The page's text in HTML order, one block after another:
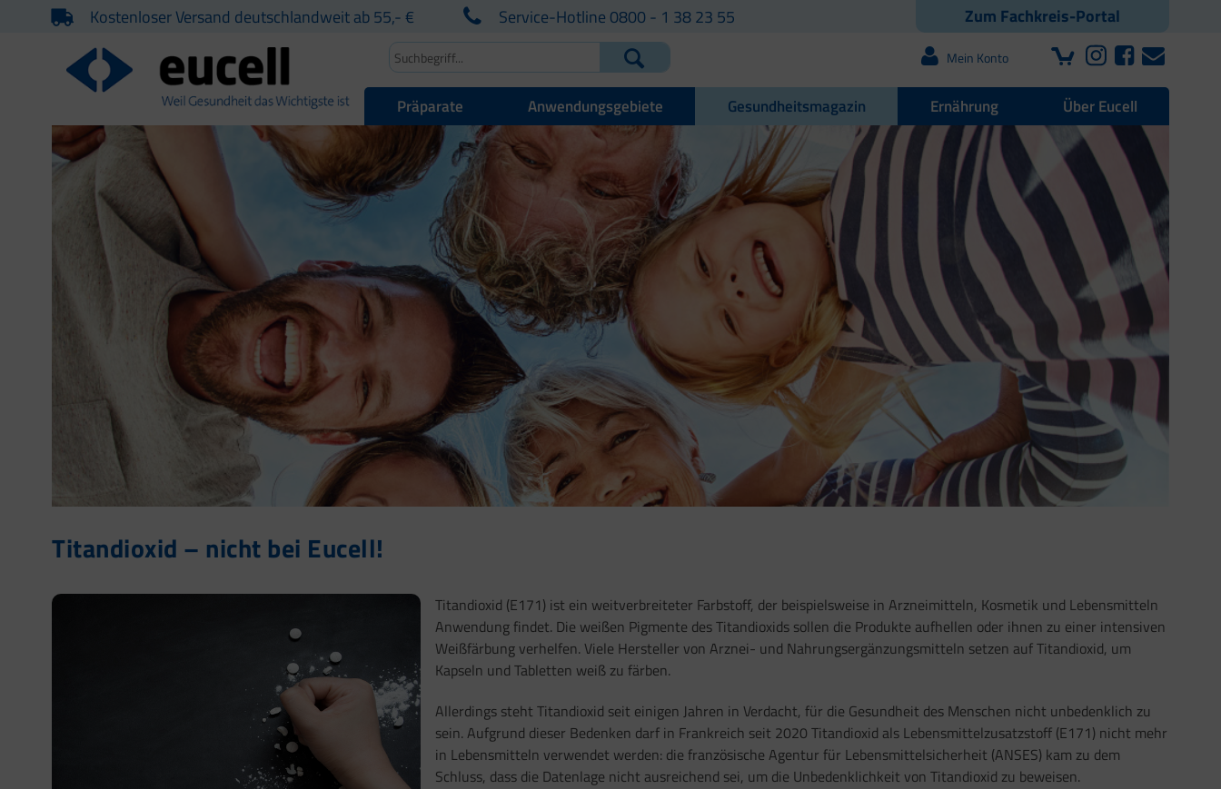
Zum Fachkreis-Portal
Kostenloser Versand deutschlandweit ab 55,- € Service-Hotline 0800 - 1 38 23 55
Mein Konto
Präparate Anwendungsgebiete Gesundheitsmagazin Ernährung Über Eucell
Titandioxid – nicht bei Eucell!
Titandioxid (E171) ist ein weitverbreiteter Farbstoff, der beispielsweise in Arzneimitteln, Kosmetik und Lebensmitteln
Anwendung findet. Die weißen Pigmente des Titandioxids sollen die Produkte aufhellen oder ihnen zu einer intensiven
Weißfärbung verhelfen. Viele Hersteller von Arznei- und Nahrungsergänzungsmitteln setzen auf Titandioxid, um
Kapseln und Tabletten weiß zu färben.
Allerdings steht Titandioxid seit einigen Jahren in Verdacht, für die Gesundheit des Menschen nicht unbedenklich zu
sein. Aufgrund dieser Bedenken darf in Frankreich seit 2020 Titandioxid als Lebensmittelzusatzstoff (E171) nicht mehr
in Lebensmitteln verwendet werden: die französische Agentur für Lebensmittelsicherheit (ANSES) kam zu dem
Schluss, dass die Datenlage nicht ausreichend sei, um die Unbedenklichkeit von Titandioxid zu beweisen.